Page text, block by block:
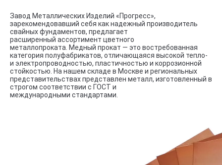
Завод Металлических Изделий «Прогресс»,
зарекомендовавший себя как надежный производитель
свайных фундаментов, предлагает
расширенный ассортимент цветного
металлопроката. Медный прокат — это востребованная
категория полуфабрикатов, отличающаяся высокой тепло-
и электропроводностью, пластичностью и коррозионной
стойкостью. На нашем складе в Москве и региональных
представительствах представлен металл, изготовленный в
строгом соответствии с ГОСТ и
международными стандартами.